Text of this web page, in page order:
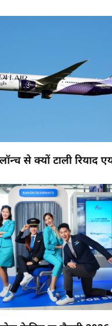
से क्यों टाली रियाद